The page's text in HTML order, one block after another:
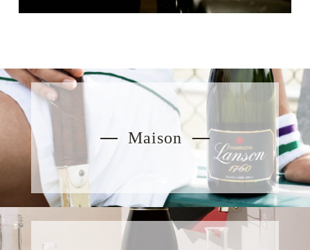
Maison